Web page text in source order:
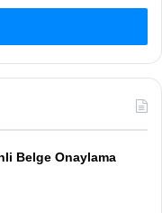
Belge Onaylama